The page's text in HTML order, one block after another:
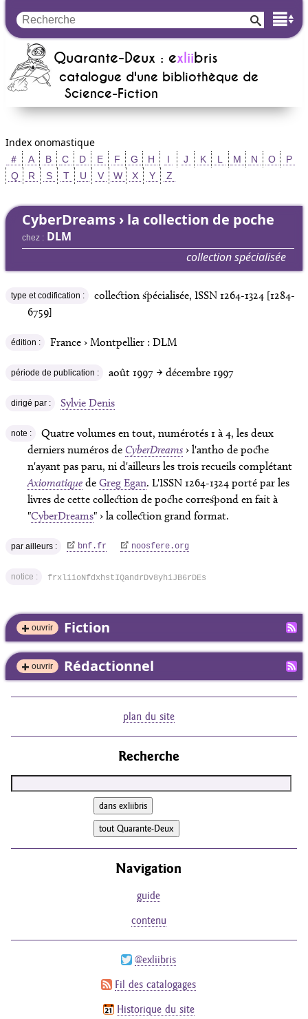
Quarante-Deux : exliibris
catalogue d'une bibliothèque de
Science-Fiction
Index onomastique
＃ A B C D E F G H I J K L M N O
P
Q
R S T U V W X Y Z
CyberDreams › la collection de poche
chez : DLM
collection spécialisée
type et codification :
collection spécialisée, ISSN 1264-1324 [1284-
6759]
édition : France › Montpellier : DLM
période de publication : août 1997 → décembre 1997
dirigé par : Sylvie Denis
note :
Quatre volumes en tout, numérotés 1 à 4, les deux
derniers numéros de CyberDreams › l'antho de poche
n'ayant pas paru, ni d'ailleurs les trois recueils complétant
Axiomatique de Greg Egan. L'ISSN 1264-1324 porté par les
livres de cette collection de poche correspond en fait à
"CyberDreams" › la collection grand format.
par ailleurs : bnf.fr noosfere.org
notice : frxliioNfdxhstIQandrDv8yhiJB6rDEs
ouvrir Fiction
ouvrir Rédactionnel
plan du site
Recherche
Navigation
guide
contenu
@exliibris
Fil des catalogages
Historique du site